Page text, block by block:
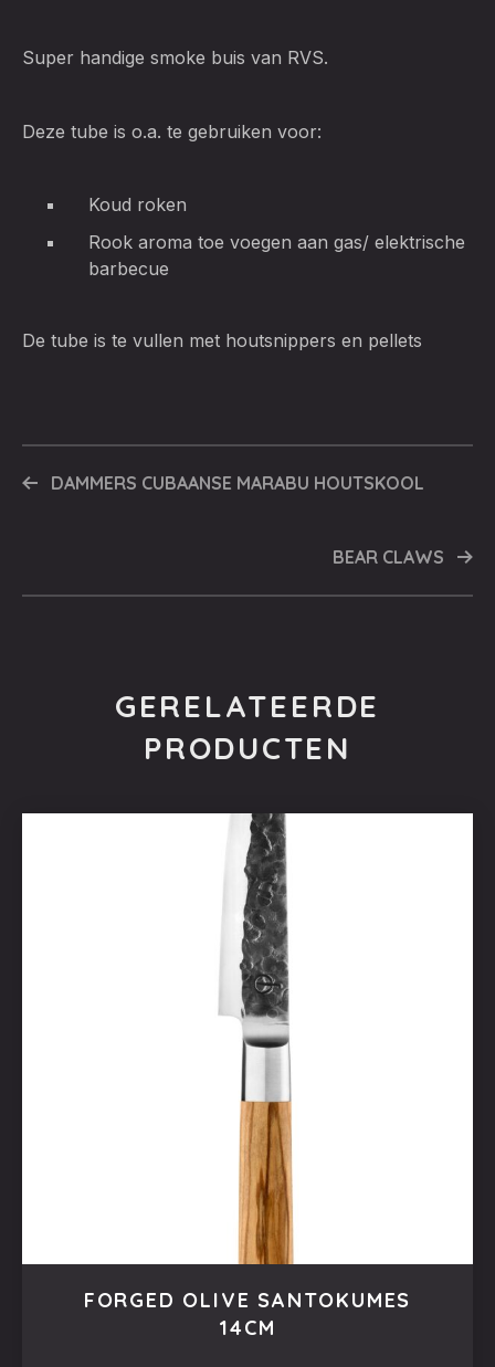
Super handige smoke buis van RVS.
Deze tube is o.a. te gebruiken voor:
Koud roken
Rook aroma toe voegen aan gas/ elektrische
barbecue
De tube is te vullen met houtsnippers en pellets
DAMMERS CUBAANSE MARABU HOUTSKOOL
BEAR CLAWS
GERELATEERDE
PRODUCTEN
FORGED OLIVE SANTOKUMES
14CM